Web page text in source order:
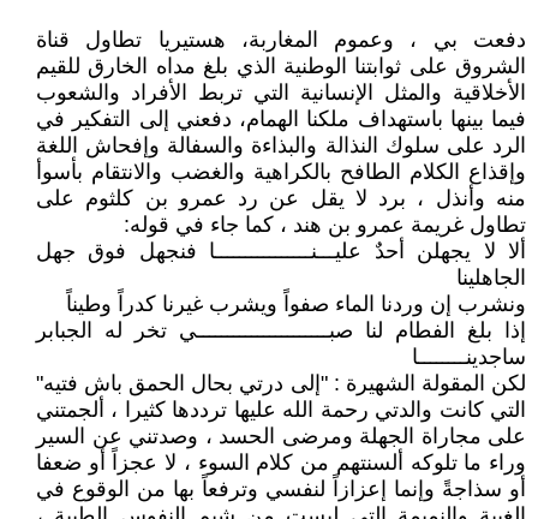
دفعت بي ، وعموم المغاربة، هستيريا تطاول قناة
الشروق على ثوابتنا الوطنية الذي بلغ مداه الخارق للقيم
الأخلاقية والمثل الإنسانية التي تربط الأفراد والشعوب
فيما بينها باستهداف ملكنا الهمام، دفعني إلى التفكير في
الرد على سلوك النذالة والبذاءة والسفالة وإفحاش اللغة
وإقذاع الكلام الطافح بالكراهية والغضب والانتقام بأسوأ
منه وأنذل ، برد لا يقل عن رد عمرو بن كلثوم على
تطاول غريمة عمرو بن هند ، كما جاء في قوله:
ألا لا يجهلن أحدٌ عليـــنــــــــــــــــا فنجهل فوق جهل
الجاهلينا
ونشرب إن وردنا الماء صفواً ويشرب غيرنا كدراً وطيناً
إذا بلغ الفطام لنا صبــــــــــــــــــــــي تخر له الجبابر
ساجدينــــــــا
لكن المقولة الشهيرة : "إلى درتي بحال الحمق باش فتيه"
التي كانت والدتي رحمة الله عليها ترددها كثيرا ، ألجمتني
على مجاراة الجهلة ومرضى الحسد ، وصدتني عن السير
وراء ما تلوكه ألسنتهم من كلام السوء ، لا عجزاً أو ضعفا
أو سذاجةً وإنما إعزازاً لنفسي وترفعاً بها من الوقوع في